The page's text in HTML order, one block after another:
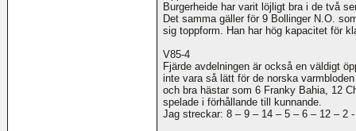
Burgerheide har varit löjligt bra i de två
Det samma gäller för 9 Bollinger N.O.
sig toppform. Han har hög kapacitet för
V85-4
Fjärde avdelningen är också en väldigt
inte vara så lätt för de norska
och bra hästar som 6 Franky Bahia, 12
spelade i förhållande till kunnande.
Jag streckar: 8 – 9 – 14 – 5 – 6 – 12 – 2